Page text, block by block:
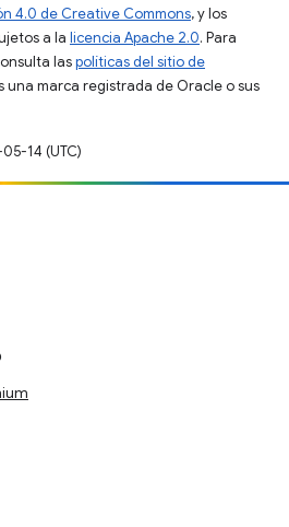
4.0 de Creative Commons, y los
a la licencia Apache 2.0. Para
laspolíticas del sitio de
una marca registrada de Oracle o sus
14 (UTC)